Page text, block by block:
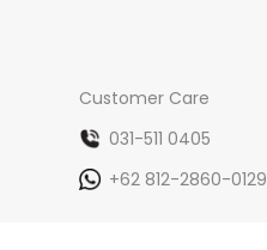
Customer Care
031-511 0405
+62 812-2860-0129